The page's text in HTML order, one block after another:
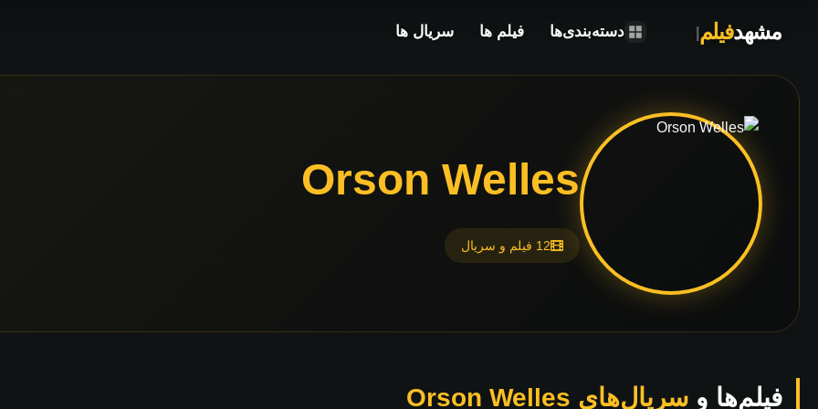
مشهدفیلم دسته‌بندی‌ها فیلم ها سریال ها
Orson Welles
12 فیلم و سریال
فیلم‌ها و سریال‌های Orson Welles